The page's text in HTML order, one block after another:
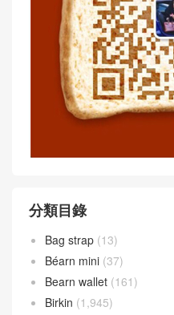
愛馬仕最火的三款包價格 Her
mès Constance 18 Epsom V
ert Fizz 氣泡綠 金扣
Article WeChat :